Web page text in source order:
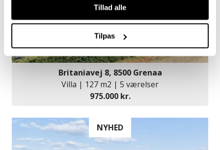
Tillad alle
Tilpas
Britaniavej 8, 8500 Grenaa
Villa | 127 m2 | 5 værelser
975.000 kr.
NYHED